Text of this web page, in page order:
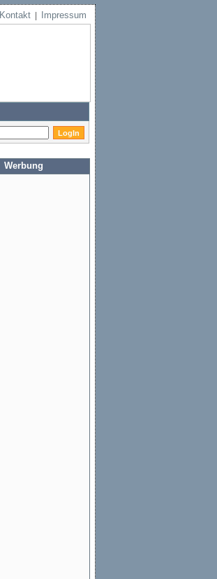
Kontakt Impressum
Werbung